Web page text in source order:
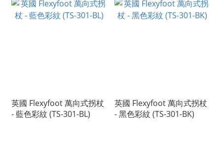
英國 Flexyfoot 萬向式拐杖
- 藍色彩紋 (TS-301-BL)
英國 Flexyfoot 萬向式拐杖
- 黑色彩紋 (TS-301-BK)